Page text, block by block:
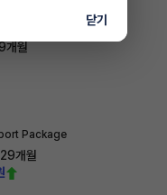
개월
Package
29개월
닫기